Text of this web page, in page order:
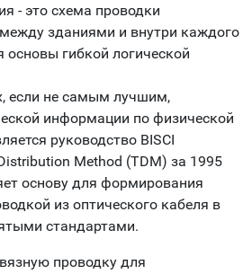
- это схема проводки
зданиями и внутри каждого
основы гибкой логической
если не самым лучшим,
информации по физической
руководство BISCI
Method (TDM) за 1995
основу для формирования
из оптического кабеля в
стандартами.
проводку для